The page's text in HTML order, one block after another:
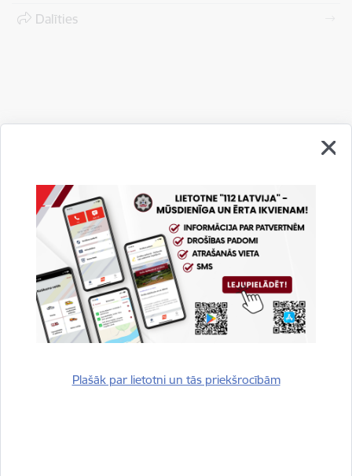
Plašāk par lietotni un tās priekšrocībām
Dalīties
Vai šī informācija bija noderīga?
Sniegt atsauksmi